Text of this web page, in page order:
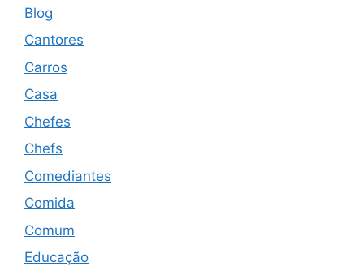
Blog
Cantores
Carros
Casa
Chefes
Chefs
Comediantes
Comida
Comum
Educação